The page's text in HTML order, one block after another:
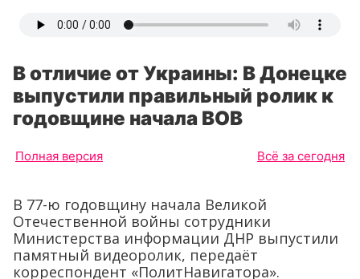
В отличие от Украины: В Донецке
выпустили правильный ролик к
годовщине начала ВОВ
Полная версия Всё за сегодня
В 77-ю годовщину начала Великой
Отечественной войны сотрудники
Министерства информации ДНР выпустили
памятный видеоролик, передаёт
корреспондент «ПолитНавигатора».